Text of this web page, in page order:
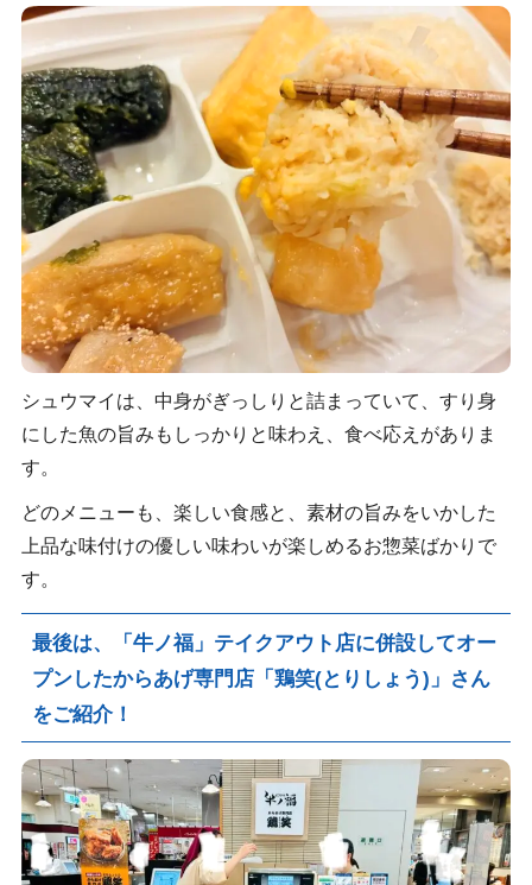
シュウマイは、中身がぎっしりと詰まっていて、すり身
にした魚の旨みもしっかりと味わえ、食べ応えがありま
す。
どのメニューも、楽しい食感と、素材の旨みをいかした
上品な味付けの優しい味わいが楽しめるお惣菜ばかりで
す。
最後は、「牛ノ福」テイクアウト店に併設してオー
プンしたからあげ専門店「鶏笑(とりしょう)」 さん
をご紹介！